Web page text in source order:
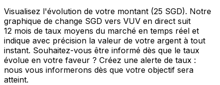
Visualisez l'évolution de votre montant (25 SGD). Notre
graphique de change SGD vers VUV en direct suit
12 mois de taux moyens du marché en temps réel et
indique avec précision la valeur de votre argent à tout
instant. Souhaitez-vous être informé dès que le taux
évolue en votre faveur ? Créez une alerte de taux :
nous vous informerons dès que votre objectif sera
atteint.